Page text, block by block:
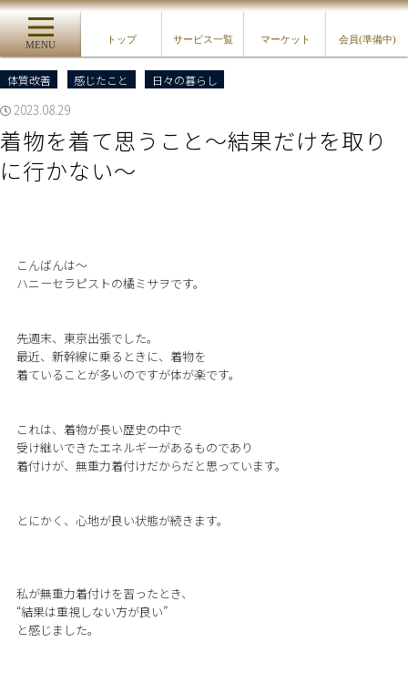
MENU
トップ サービス一覧 マーケット 会員(準備中)
体質改善 感じたこと 日々の暮らし
2023.08.29
着物を着て思うこと〜結果だけを取り
に行かない〜
こんばんは〜
ハニーセラピストの橘ミサヲです。
先週末、東京出張でした。
最近、新幹線に乗るときに、着物を
着ていることが多いのですが体が楽です。
これは、着物が長い歴史の中で
受け継いできたエネルギーがあるものであり
着付けが、無重力着付けだからだと思っています。
とにかく、心地が良い状態が続きます。
私が無重力着付けを習ったとき、
“結果は重視しない方が良い”
と感じました。